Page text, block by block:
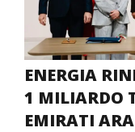
ENERGIA
1 MILIARDO
EMIRATI